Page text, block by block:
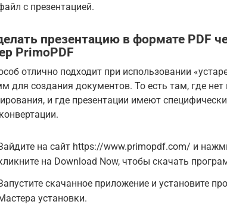
с презентацией.
презентацию в формате PDF
PrimoPDF
отлично подходит при использовании
для создания документов. То есть там, где нет
и где презентации имеют
на сайт https://www.primopdf.com/ и
на Download Now, чтобы скачать
скачанное приложение и установите
установки.